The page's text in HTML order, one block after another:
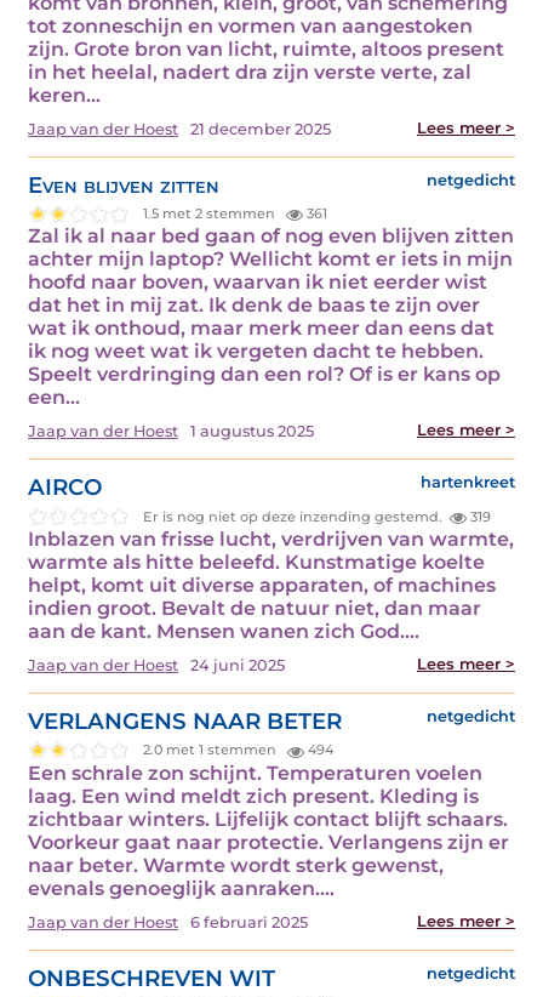
tot zonneschijn en vormen van aangestoken
zijn. Grote bron van licht, ruimte, altoos present
in het heelal, nadert dra zijn verste verte, zal
keren…
Jaap van der Hoest 21 december 2025 Lees meer >
Even blijven zitten netgedicht
1.5 met 2 stemmen 361
Zal ik al naar bed gaan of nog even blijven zitten
achter mijn laptop? Wellicht komt er iets in mijn
hoofd naar boven, waarvan ik niet eerder wist
dat het in mij zat. Ik denk de baas te zijn over
wat ik onthoud, maar merk meer dan eens dat
ik nog weet wat ik vergeten dacht te hebben.
Speelt verdringing dan een rol? Of is er kans op
een…
Jaap van der Hoest 1 augustus 2025 Lees meer >
AIRCO hartenkreet
Er is nog niet op deze inzending gestemd. 319
Inblazen van frisse lucht, verdrijven van warmte,
warmte als hitte beleefd. Kunstmatige koelte
helpt, komt uit diverse apparaten, of machines
indien groot. Bevalt de natuur niet, dan maar
aan de kant. Mensen wanen zich God.…
Jaap van der Hoest 24 juni 2025 Lees meer >
VERLANGENS NAAR BETER netgedicht
2.0 met 1 stemmen 494
Een schrale zon schijnt. Temperaturen voelen
laag. Een wind meldt zich present. Kleding is
zichtbaar winters. Lijfelijk contact blijft schaars.
Voorkeur gaat naar protectie. Verlangens zijn er
naar beter. Warmte wordt sterk gewenst,
evenals genoeglijk aanraken.…
Jaap van der Hoest 6 februari 2025 Lees meer >
ONBESCHREVEN WIT netgedicht